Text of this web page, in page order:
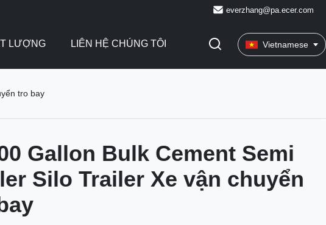
everzhang@pa.ecer.com
LƯỢNG LIÊN HỆ CHÚNG TÔI Vietnamese
tro bay
Gallon Bulk Cement Semi
Silo Trailer Xe vận chuyển